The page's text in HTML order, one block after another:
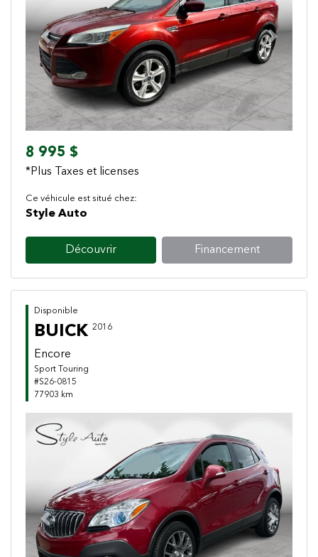
Previous Next
8 995 $
*Plus Taxes et licenses
Ce véhicule est situé chez:
Style Auto
Découvrir Financement
Disponible
BUICK 2016
Encore
Sport Touring
#S26-0815
77903 km
Previous Next